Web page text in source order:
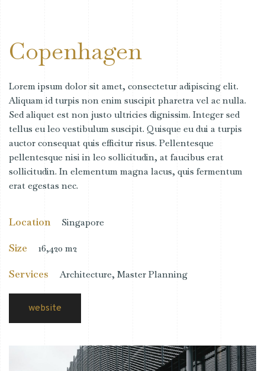
Copenhagen
Lorem ipsum dolor sit amet, consectetur adipiscing elit.
Aliquam id turpis non enim suscipit pharetra vel ac nulla.
Sed aliquet est non justo ultricies dignissim. Integer sed
tellus eu leo vestibulum suscipit. Quisque eu dui a turpis
auctor consequat quis efficitur risus. Pellentesque
pellentesque nisi in leo sollicitudin, at faucibus erat
sollicitudin. In elementum magna lacus, quis fermentum
erat egestas nec.
Location Singapore
Size 16,420 m2
Services Architecture, Master Planning
website